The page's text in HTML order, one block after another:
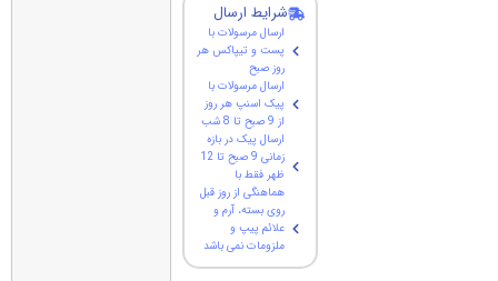
شرایط ارسال
ارسال مرسولات با
پست و تیپاکس هر
روز صبح
ارسال مرسولات با
پیک اسنپ هر روز
از 9 صبح تا 8 شب
ارسال پیک در بازه
زمانی 9 صبح تا 12
ظهر فقط با
هماهنگی از روز قبل
روی بسته، آرم و
علائم پیپ و
ملزومات نمی باشد